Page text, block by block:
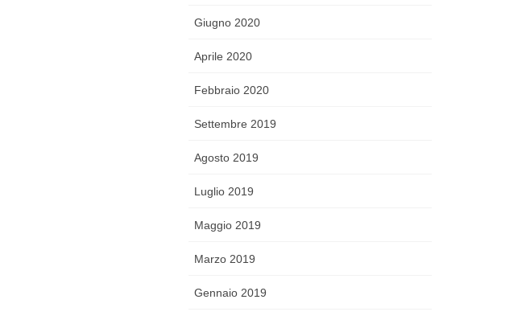
Giugno 2020
Aprile 2020
Febbraio 2020
Settembre 2019
Agosto 2019
Luglio 2019
Maggio 2019
Marzo 2019
Gennaio 2019